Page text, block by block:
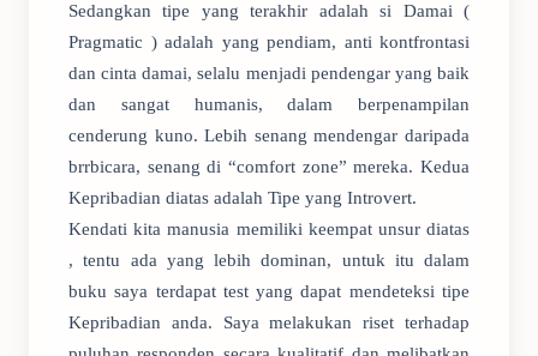
Sedangkan tipe yang terakhir adalah si Damai (
Pragmatic ) adalah yang pendiam, anti kontfrontasi
dan cinta damai, selalu menjadi pendengar yang baik
dan sangat humanis, dalam berpenampilan
cenderung kuno. Lebih senang mendengar daripada
brrbicara, senang di “comfort zone” mereka. Kedua
Kepribadian diatas adalah Tipe yang Introvert.
Kendati kita manusia memiliki keempat unsur diatas
, tentu ada yang lebih dominan, untuk itu dalam
buku saya terdapat test yang dapat mendeteksi tipe
Kepribadian anda. Saya melakukan riset terhadap